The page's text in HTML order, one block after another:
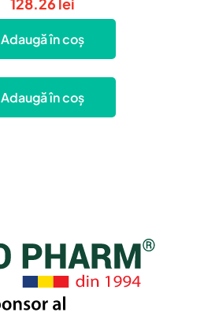
128.26 lei
Adaugă în coș
Adaugă în coș